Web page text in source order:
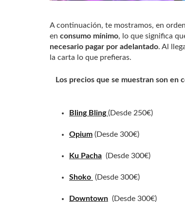
A continuación, te mostramos, en
en consumo mínimo, lo que significa
necesario pagar por adelantado. Al
la carta lo que prefieras.
Los precios que se muestran son en
Bling Bling(Desde 250€)
Opium (Desde 300€)
Ku Pacha (Desde 300€)
Shoko (Desde 300€)
Downtown (Desde 300€)